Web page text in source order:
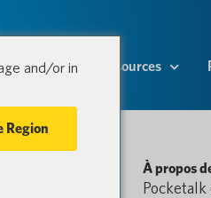
Ressources
À propos
and/or in
Region